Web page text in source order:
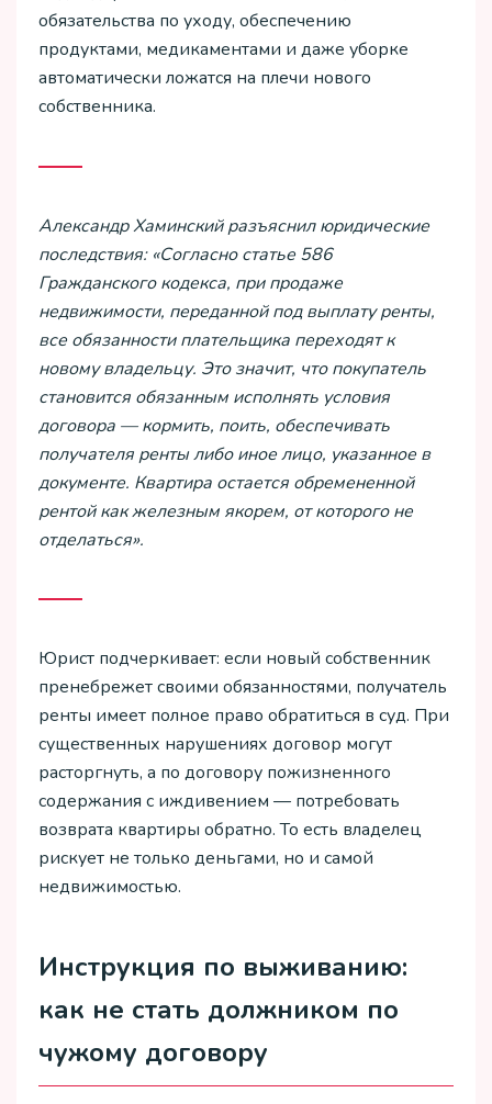
обязательства по уходу, обеспечению
продуктами, медикаментами и даже уборке
автоматически ложатся на плечи нового
собственника.
Александр Хаминский разъяснил юридические
последствия: «Согласно статье 586
Гражданского кодекса, при продаже
недвижимости, переданной под выплату ренты,
все обязанности плательщика переходят к
новому владельцу. Это значит, что покупатель
становится обязанным исполнять условия
договора — кормить, поить, обеспечивать
получателя ренты либо иное лицо, указанное в
документе. Квартира остается обремененной
рентой как железным якорем, от которого не
отделаться».
Юрист подчеркивает: если новый собственник
пренебрежет своими обязанностями, получатель
ренты имеет полное право обратиться в суд. При
существенных нарушениях договор могут
расторгнуть, а по договору пожизненного
содержания с иждивением — потребовать
возврата квартиры обратно. То есть владелец
рискует не только деньгами, но и самой
недвижимостью.
Инструкция по выживанию:
как не стать должником по
чужому договору